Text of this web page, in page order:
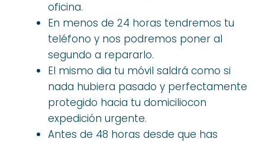
oficina.
En menos de 24 horas tendremos tu
teléfono y nos podremos poner al
segundo a repararlo.
El mismo dia tu móvil saldrá como si
nada hubiera pasado y perfectamente
protegido hacia tu domiciliocon
expedición urgente.
Antes de 48 horas desde que has